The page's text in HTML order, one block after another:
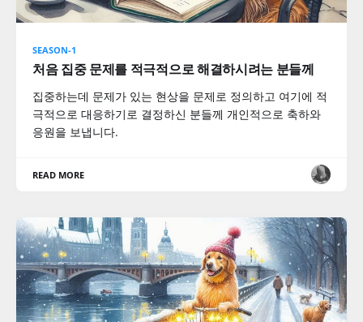
SEASON-1
처음 집중 문제를 적극적으로 해결하시려는 분들께
집중하는데 문제가 있는 현상을 문제로 정의하고 여기에 적
극적으로 대응하기로 결정하신 분들께 개인적으로 축하와
응원을 보냅니다.
READ MORE